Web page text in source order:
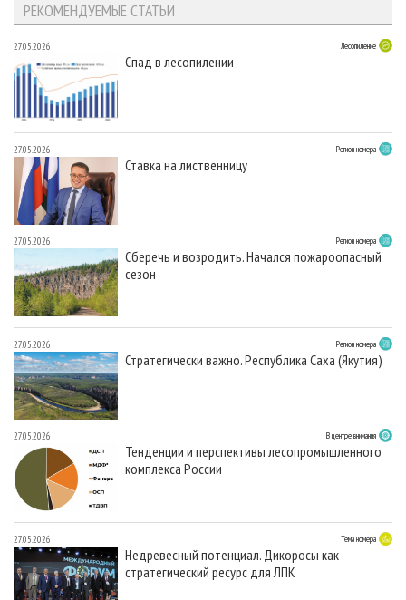
РЕКОМЕНДУЕМЫЕ СТАТЬИ
27.05.2026 Лесопиление
Спад в лесопилении
27.05.2026 Регион номера
Ставка на лиственницу
27.05.2026 Регион номера
Сберечь и возродить. Начался пожароопасный
сезон
27.05.2026 Регион номера
Стратегически важно. Республика Саха (Якутия)
27.05.2026 В центре внимания
Тенденции и перспективы лесопромышленного
комплекса России
27.05.2026 Тема номера
Недревесный потенциал. Дикоросы как
стратегический ресурс для ЛПК